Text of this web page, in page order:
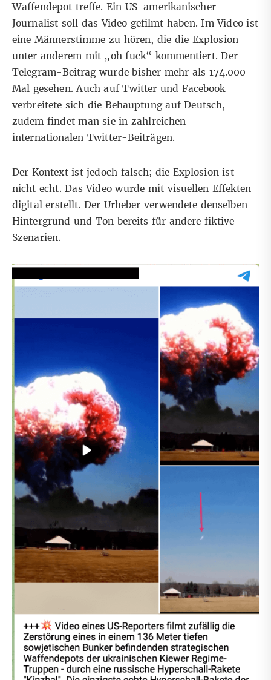
Waffendepot treffe. Ein US-amerikanischer
Journalist soll das Video gefilmt haben. Im Video ist
eine Männerstimme zu hören, die die Explosion
unter anderem mit „oh fuck“ kommentiert. Der
Telegram-Beitrag wurde bisher mehr als 174.000
Mal gesehen. Auch aufTwitter und Facebook
verbreitete sich die Behauptung auf Deutsch,
zudem findet man sie in zahlreichen
internationalen Twitter-Beiträgen.
Der Kontext ist jedoch falsch; die Explosion ist
nicht echt. Das Video wurde mit visuellen Effekten
digital erstellt. Der Urheber verwendete denselben
Hintergrund und Ton bereits für andere fiktive
Szenarien.